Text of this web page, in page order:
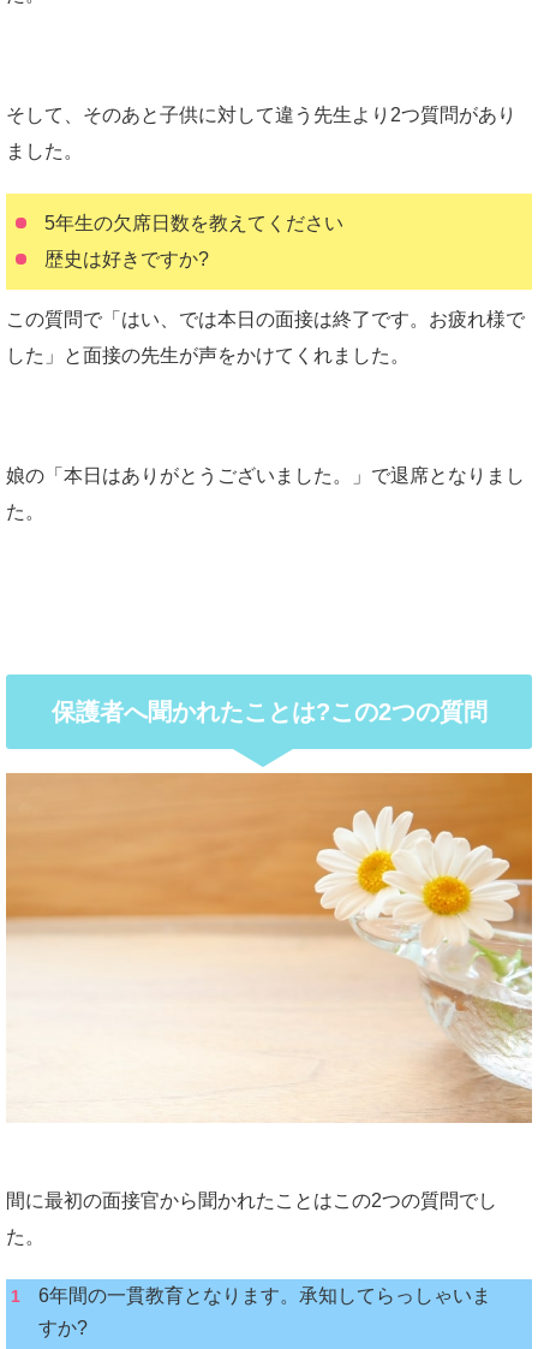
そして、そのあと子供に対して違う先生より2つ質問があり
ました。
5年生の欠席日数を教えてください
歴史は好きですか?
この質問で「はい、では本日の面接は終了です。お疲れ様で
した」と面接の先生が声をかけてくれました。
娘の「本日はありがとうございました。」で退席となりまし
た。
保護者へ聞かれたことは?この2つの質問
間に最初の面接官から聞かれたことはこの2つの質問でし
た。
6年間の一貫教育となります。承知してらっしゃいま
すか?